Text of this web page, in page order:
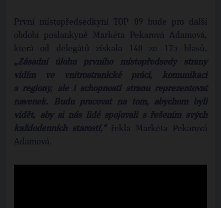
První místopředsedkyní TOP 09 bude pro další
období poslankyně Markéta Pekarová Adamová,
která od delegátů získala 140 ze 175 hlasů.
„Zásadní úlohu prvního místopředsedy strany
vidím ve vnitrostranické práci, komunikaci
s regiony, ale i schopnosti stranu reprezentovat
navenek. Budu pracovat na tom, abychom byli
vidět, aby si nás lidé spojovali s řešením svých
každodenních starostí,“ řekla Markéta Pekarová
Adamová.